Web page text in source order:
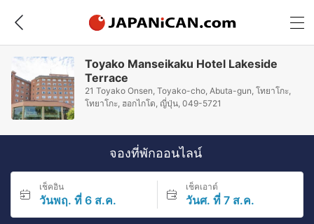
Toyako Manseikaku Hotel Lakeside
Terrace
21 Toyako Onsen, Toyako-cho, Abuta-gun, โทยาโกะ,
โทยาโกะ, ฮอกไกโด, ญี่ปุ่น, 049-5721
จองที่พักออนไลน์
เช็คอิน
วันพฤ. ที่ 6 ส.ค.
เช็คเอาต์
วันศ. ที่ 7 ส.ค.